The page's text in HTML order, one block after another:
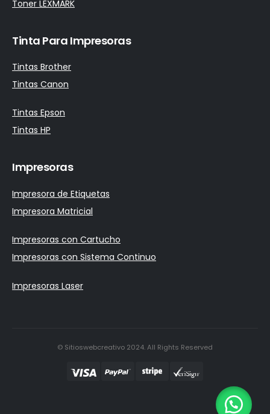
Toner LEXMARK
Tinta Para Impresoras
Tintas Brother
Tintas Canon
Tintas Epson
Tintas HP
Impresoras
Impresora de Etiquetas
Impresora Matricial
Impresoras con Cartucho
Impresoras con Sistema Continuo
Impresoras Laser
© Sitioswebcreativo 2024. All Rights Reserved